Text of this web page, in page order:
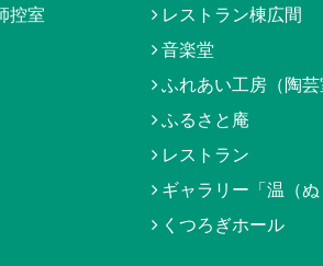
控室
レストラン棟広間
音楽堂
ふれあい工房（陶芸
ふるさと庵
レストラン
ギャラリー「温（ぬ
くつろぎホール